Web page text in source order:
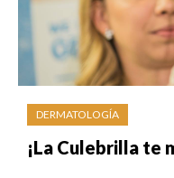
DERMATOLOGÍA
¡La Culebrilla te